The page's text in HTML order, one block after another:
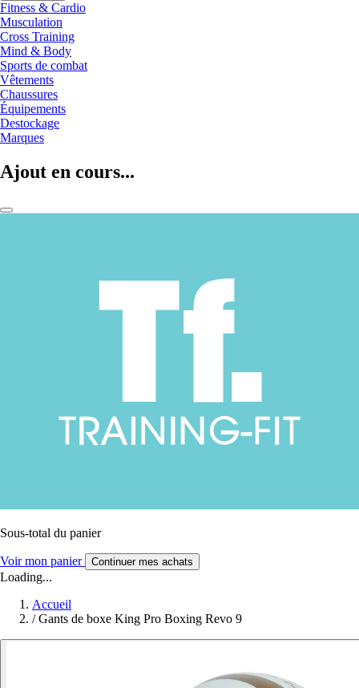
Fitness & Cardio
Musculation
Cross Training
Mind & Body
Sports de combat
Vêtements
Chaussures
Équipements
Destockage
Marques
Ajout en cours...
Sous-total du panier
Voir mon panier Continuer mes achats
Loading...
Accueil
/ Gants de boxe King Pro Boxing Revo 9